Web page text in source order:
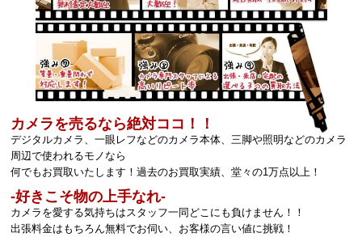
カメラを売るなら絶対ココ！！
デジタルカメラ、一眼レフなどのカメラ本体、三脚や照明などのカメラ
周辺で使われるモノなら
何でもお買取いたします！過去のお買取実績、堂々の1万点以上！
‐好きこそ物の上手なれ‐
カメラを愛する気持ちはスタッフ一同どこにも負けません！！
出張料金はもちろん無料でお伺い、お客様の言い値に挑戦！